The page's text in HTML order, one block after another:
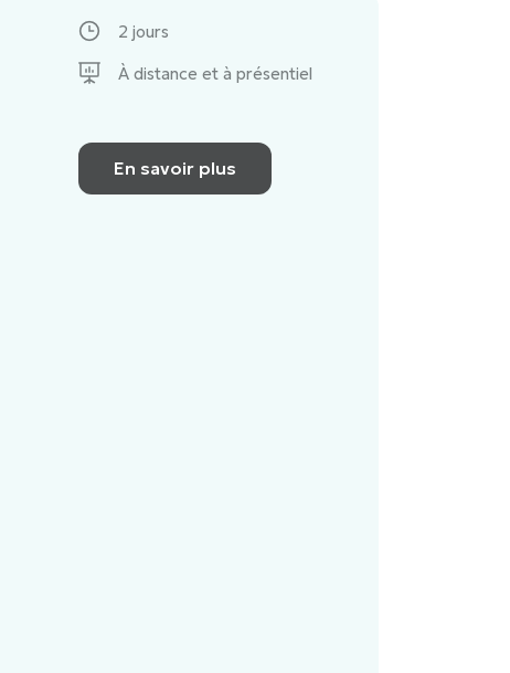
2 jours
À distance et à présentiel
En savoir plus